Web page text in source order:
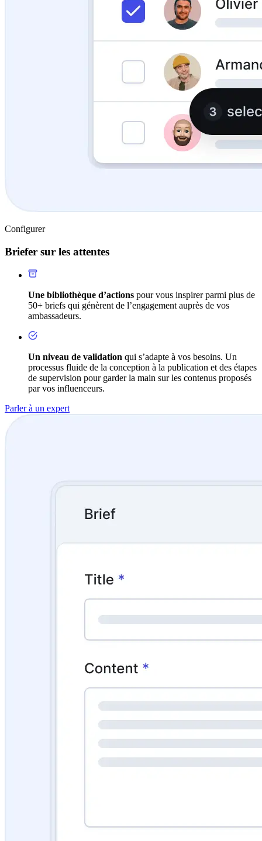
Configurer
Briefer sur les attentes
Une bibliothèque d’actions pour vous inspirer parmi plus de
50+ briefs qui génèrent de l’engagement auprès de vos
ambassadeurs.
Un niveau de validation qui s’adapte à vos besoins. Un
processus fluide de la conception à la publication et des étapes
de supervision pour garder la main sur les contenus proposés
par vos influenceurs.
Parler à un expert